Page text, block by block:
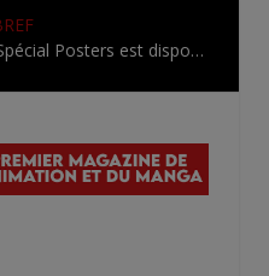
L’AnimeLand Hors-Série – Spécial Posters est disponible !